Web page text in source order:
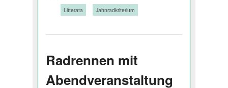
Litterata Jahnradkriterium
Radrennen mit
Abendveranstaltung